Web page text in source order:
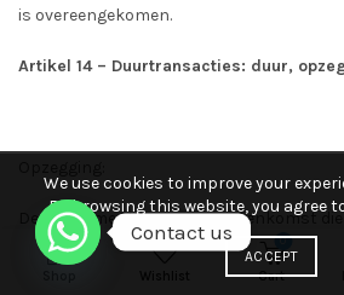
is overeengekomen.
Artikel 14 – Duurtransacties: duur,
De consument kan een overeenkomst
aangegaan en die strekt tot het geregeld
producten (elektriciteit daaronder
0 0
Cart
We use cookies to improve your
By browsing this website, you agree
ACCEPT
Contact us